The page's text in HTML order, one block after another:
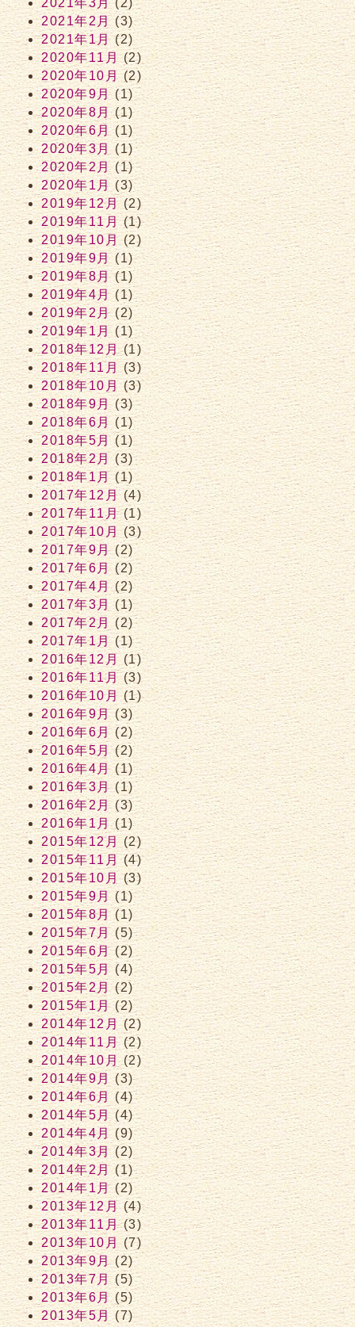
2021年3月(2)
2021年2月(3)
2021年1月(2)
2020年11月 (2)
2020年10月(2)
2020年9月(1)
2020年8月(1)
2020年6月(1)
2020年3月(1)
2020年2月(1)
2020年1月(3)
2019年12月(2)
2019年11月(1)
2019年10月(2)
2019年9月(1)
2019年8月(1)
2019年4月(1)
2019年2月(2)
2019年1月(1)
2018年12月(1)
2018年11月(3)
2018年10月(3)
2018年9月(3)
2018年6月(1)
2018年5月(1)
2018年2月(3)
2018年1月(1)
2017年12月(4)
2017年11月(1)
2017年10月 (3)
2017年9月(2)
2017年6月(2)
2017年4月(2)
2017年3月(1)
2017年2月(2)
2017年1月(1)
2016年12月(1)
2016年11月(3)
2016年10月(1)
2016年9月(3)
2016年6月(2)
2016年5月(2)
2016年4月(1)
2016年3月(1)
2016年2月(3)
2016年1月(1)
2015年12月(2)
2015年11月(4)
2015年10月(3)
2015年9月(1)
2015年8月(1)
2015年7月(5)
2015年6月(2)
2015年5月(4)
2015年2月(2)
2015年1月(2)
2014年12月(2)
2014年11月(2)
2014年10月(2)
2014年9月(3)
2014年6月(4)
2014年5月(4)
2014年4月(9)
2014年3月(2)
2014年2月(1)
2014年1月(2)
2013年12月(4)
2013年11月(3)
2013年10月(7)
2013年9月(2)
2013年7月(5)
2013年6月(5)
2013年5月(7)